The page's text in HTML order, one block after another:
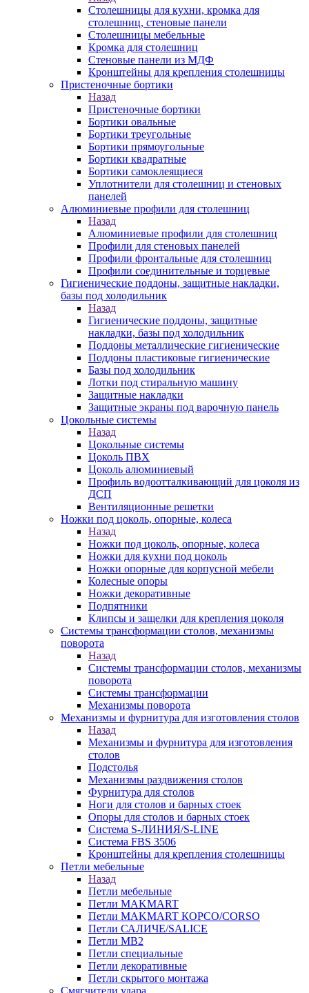
Столешницы для кухни, кромка для
столешниц, стеновые панели
Столешницы мебельные
Кромка для столешниц
Стеновые панели из МДФ
Кронштейны для крепления столешницы
Пристеночные бортики
Назад
Пристеночные бортики
Бортики овальные
Бортики треугольные
Бортики прямоугольные
Бортики квадратные
Бортики самоклеящиеся
Уплотнители для столешниц и стеновых
панелей
Алюминиевые профили для столешниц
Назад
Алюминиевые профили для столешниц
Профили для стеновых панелей
Профили фронтальные для столешниц
Профили соединительные и торцевые
Гигиенические поддоны, защитные накладки,
базы под холодильник
Назад
Гигиенические поддоны, защитные
накладки, базы под холодильник
Поддоны металлические гигиенические
Поддоны пластиковые гигиенические
Базы под холодильник
Лотки под стиральную машину
Защитные накладки
Защитные экраны под варочную панель
Цокольные системы
Назад
Цокольные системы
Цоколь ПВХ
Цоколь алюминиевый
Профиль водоотталкивающий для цоколя из
ДСП
Вентиляционные решетки
Ножки под цоколь, опорные, колеса
Назад
Ножки под цоколь, опорные, колеса
Ножки для кухни под цоколь
Ножки опорные для корпусной мебели
Колесные опоры
Ножки декоративные
Подпятники
Клипсы и защелки для крепления цоколя
Системы трансформации столов, механизмы
поворота
Назад
Системы трансформации столов, механизмы
поворота
Системы трансформации
Механизмы поворота
Механизмы и фурнитура для изготовления столов
Назад
Механизмы и фурнитура для изготовления
столов
Подстолья
Механизмы раздвижения столов
Фурнитура для столов
Ноги для столов и барных стоек
Опоры для столов и барных стоек
Система S-ЛИНИЯ/S-LINE
Система FBS 3506
Кронштейны для крепления столешницы
Петли мебельные
Назад
Петли мебельные
Петли MAKMART
Петли MAKMART КОРСО/CORSO
Петли САЛИЧЕ/SALICE
Петли MB2
Петли специальные
Петли декоративные
Петли скрытого монтажа
Смягчители удара